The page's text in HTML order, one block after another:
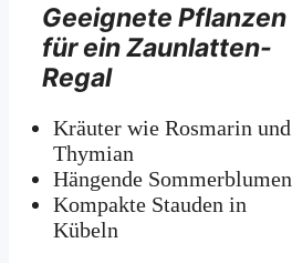
Geeignete Pflanzen
für ein Zaunlatten-
Regal
Kräuter wie Rosmarin und
Thymian
Hängende Sommerblumen
Kompakte Stauden in
Kübeln